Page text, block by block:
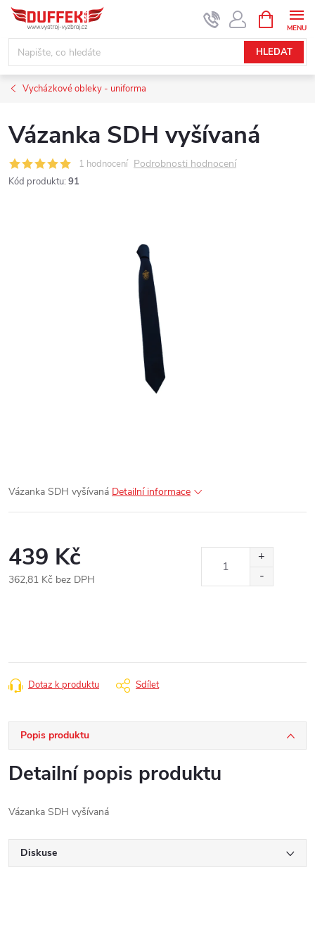
Přejít
obsah
HLEDAT
NÁKUPNÍ
KOŠÍK
Vycházkové obleky - uniforma
Vázanka SDH vyšívaná
1 hodnocení Podrobnosti hodnocení
Kód produktu: 91
Vázanka SDH vyšívaná Detailní informace
439 Kč
362,81 Kč bez DPH
Dotaz k produktu Sdílet
Popis produktu
Detailní popis produktu
Vázanka SDH vyšívaná
Diskuse